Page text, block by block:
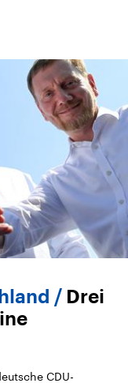
Drei
CDU-